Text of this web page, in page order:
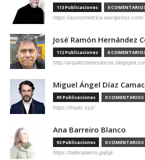
113 Publicaciones 0
https://axonometrica.wordpress.com/
José Ramón Hernández
112 Publicaciones 0
http://
Miguel Ángel Díaz
95 Publicaciones 0 COMENTARIOS
https://madc.xyz/
Ana Barreiro Blanco
92 Publicaciones 0 COMENTARIOS
https://tallerabierto.gal/gl/